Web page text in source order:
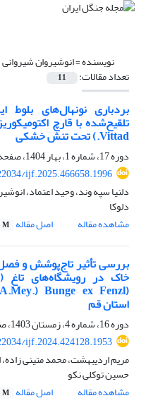
نویسنده =انوشیروان شیروانی
تعداد مقالات: 11
Vittad.) تحت تنش خشکی
دوره 17، شماره 1، بهار 1404، صفحه
ijf.2025.466658.1996
دلنیا سپه وند، وحید اعتماد،
دلوکا
مشاهده مقاله
اصل مقاله M
بررسی تأثیر تاج‌پوشش و
استان قم
دوره 16، شماره 4، زمستان 1403، صفحه
ijf.2024.424128.1953
مریم اردیبهشت، محمد متینی
حسین توکلی نکو
مشاهده مقاله
اصل مقاله M